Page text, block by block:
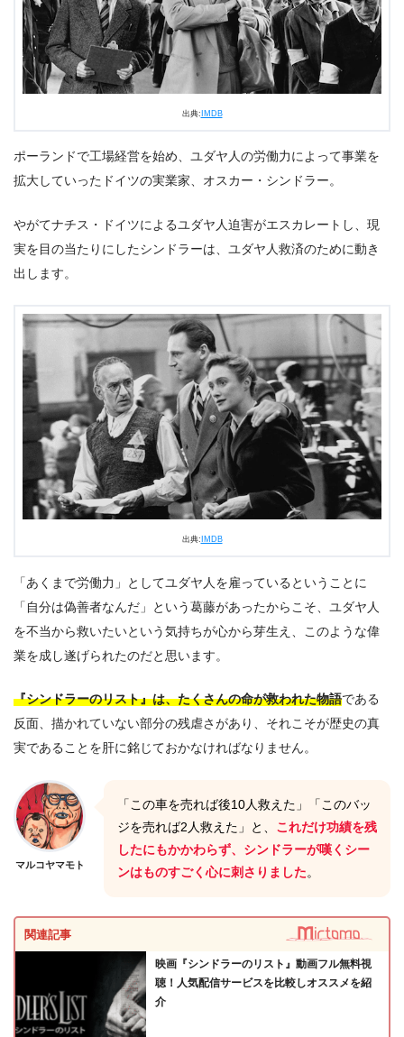
出典: IMDB
ポーランドで工場経営を始め、ユダヤ人の労働力によって事業を
拡大していったドイツの実業家、オスカー・シンドラー。
やがてナチス・ドイツによるユダヤ人迫害がエスカレートし、現
実を目の当たりにしたシンドラーは、ユダヤ人救済のために動き
出します。
出典: IMDB
「あくまで労働力」としてユダヤ人を雇っているということに
「自分は偽善者なんだ」という葛藤があったからこそ、ユダヤ人
を不当から救いたいという気持ちが心から芽生え、このような偉
業を成し遂げられたのだと思います。
『シンドラーのリスト』は、たくさんの命が救われた物語である
反面、描かれていない部分の残虐さがあり、それこそが歴史の真
実であることを肝に銘じておかなければなりません。
マルコヤマモト
「この車を売れば後10人救えた」「このバッ
ジを売れば2人救えた」と、 これだけ功績を残
したにもかかわらず、シンドラーが嘆くシー
ンはものすごく心に刺さりました 。
関連記事
映画『シンドラーのリスト』動画フル無料視
聴！人気配信サービスを比較しオススメを紹
介